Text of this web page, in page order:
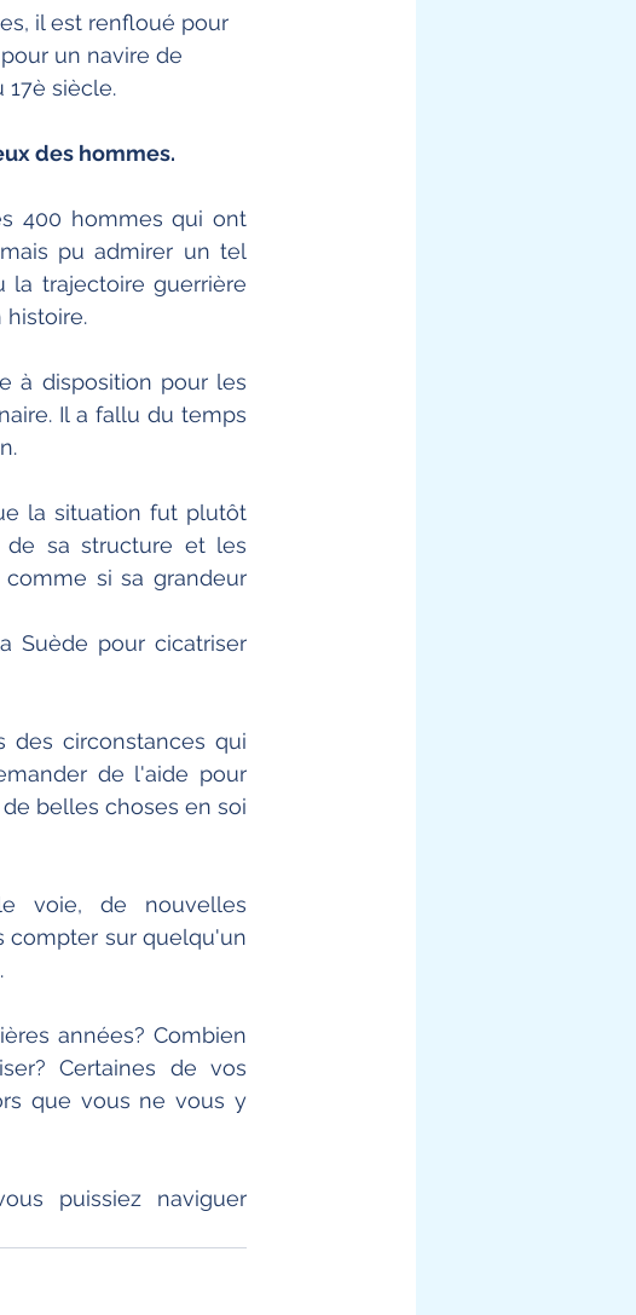
il est renfloué pour
un navire de
17è siècle.
des hommes.
400 hommes qui ont
pu admirer un tel
la trajectoire guerrière
histoire.
à disposition pour les
Il a fallu du temps
la situation fut plutôt
de sa structure et les
si sa grandeur
Suède pour cicatriser
des circonstances qui
de l'aide pour
belles choses en soi
voie, de nouvelles
compter sur quelqu'un
années? Combien
Certaines de vos
que vous ne vous y
puissiez naviguer